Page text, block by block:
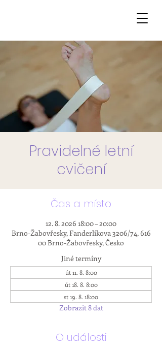
Pravidelné letní
cvičení
Čas a místo
12. 8. 2026 18:00 – 20:00
Brno-Žabovřesky, Fanderlíkova 3206/74, 616
00 Brno-Žabovřesky, Česko
Jiné termíny
út 11. 8. 8:00
út 18. 8. 8:00
st 19. 8. 18:00
Zobrazit 8 dat
O události